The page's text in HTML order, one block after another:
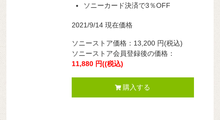
ソニーカード決済で3％OFF
2021/9/14 現在価格
ソニーストア価格： 13,200 円(税込)
ソニーストア会員登録後の価格：
11,880 円((税込)
購入する